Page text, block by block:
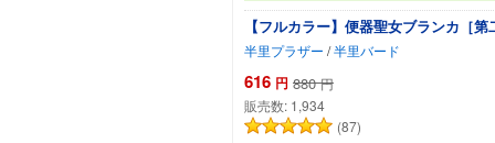
【フルカラー】便器聖女ブランカ［
半里プラザー /半里バード
616 円 880 円
販売数: 1,934
(87)